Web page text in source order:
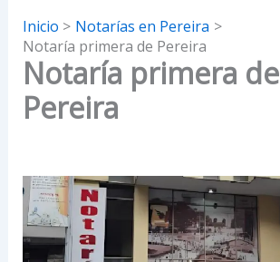
Inicio
Notarías en Pereira
Notaría primera de Pereira
Notaría primera de
Pereira